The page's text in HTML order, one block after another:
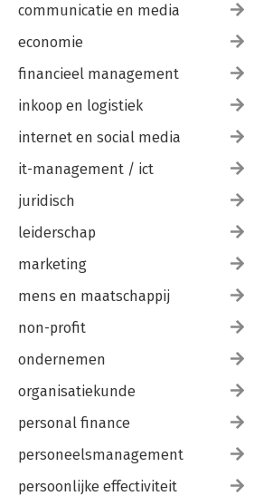
communicatie en media
economie
financieel management
inkoop en logistiek
internet en social media
it-management / ict
juridisch
leiderschap
marketing
mens en maatschappij
non-profit
ondernemen
organisatiekunde
personal finance
personeelsmanagement
persoonlijke effectiviteit